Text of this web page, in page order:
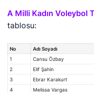
A Milli Kadın Voleybol
tablosu:
No Adı Soyadı
1
Cansu Özbay
2
Elif Şahin
3
Ebrar Karakurt
4
Melissa Vargas